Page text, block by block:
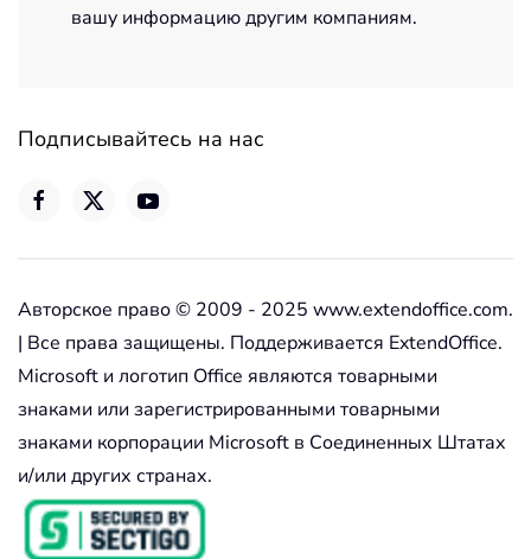
вашу информацию другим компаниям.
Подписывайтесь на нас
Авторское право © 2009 - 2025 www.extendoffice.com.
| Все права защищены. Поддерживается ExtendOffice.
Microsoft и логотип Office являются товарными
знаками или зарегистрированными товарными
знаками корпорации Microsoft в Соединенных Штатах
и/или других странах.